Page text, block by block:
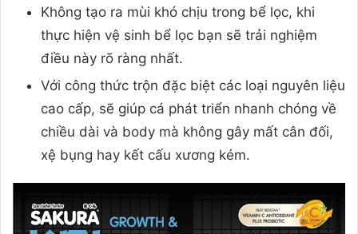
Không tạo ra mùi khó chịu trong bể lọc, khi
thực hiện vệ sinh bể lọc bạn sẽ trải nghiệm
điều này rõ ràng nhất.
Với công thức trộn đặc biệt các loại nguyên liệu
cao cấp, sẽ giúp cá phát triển nhanh chóng về
chiều dài và body mà không gây mất cân đối,
xệ bụng hay kết cấu xương kém.